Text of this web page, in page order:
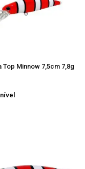
Top Minnow 7,5cm 7,8g